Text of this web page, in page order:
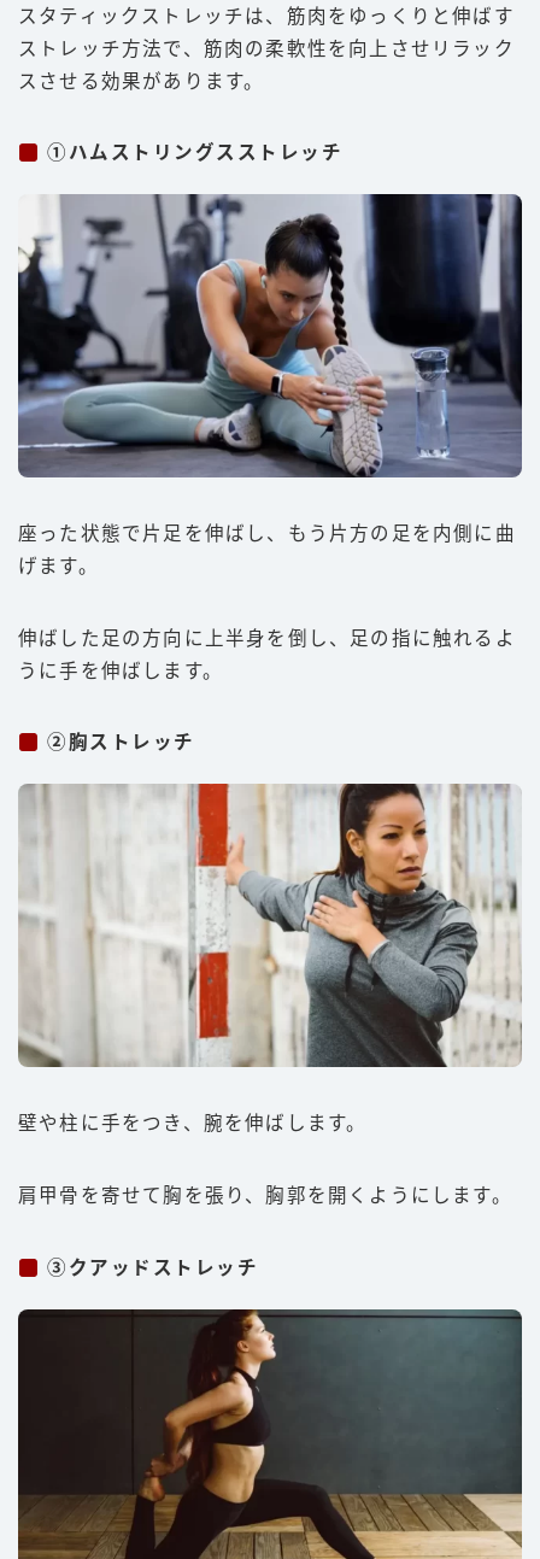
スタティックストレッチは、筋肉をゆっくりと伸ばす
ストレッチ方法で、筋肉の柔軟性を向上させリラック
スさせる効果があります。
①ハムストリングスストレッチ
座った状態で片足を伸ばし、もう片方の足を内側に曲
げます。
伸ばした足の方向に上半身を倒し、足の指に触れるよ
うに手を伸ばします。
②胸ストレッチ
壁や柱に手をつき、腕を伸ばします。
肩甲骨を寄せて胸を張り、胸郭を開くようにします。
③クアッドストレッチ